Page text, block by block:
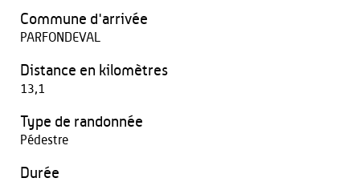
Commune d'arrivée
PARFONDEVAL
Distance en kilomètres
13,1
Type de randonnée
Pédestre
Durée